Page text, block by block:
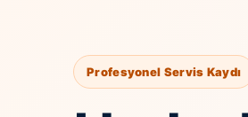
Profesyonel Servis Kaydı